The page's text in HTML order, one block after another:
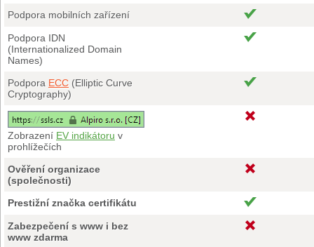
Podpora mobilních zařízení
Podpora IDN
(Internationalized Domain
Names)
Podpora ECC (Elliptic Curve
Cryptography)
Zobrazení EV indikátoru v
prohlížečích
Ověření organizace
(společnosti)
Prestižní značka certifikátu
Zabezpečení s www i bez
www zdarma